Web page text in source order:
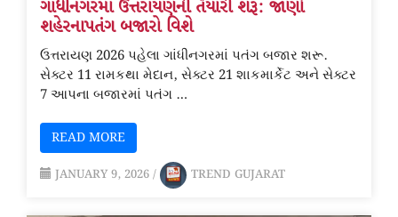
ગાંધીનગરમાં ઉત્તરાયણની તૈયારી શરૂ: જાણો
શહેરનાપતંગ બજારો વિશે
ઉત્તરાયણ 2026 પહેલા ગાંધીનગરમાં પતંગ બજાર શરૂ.
સેક્ટર 11 રામકથા મેદાન, સેક્ટર 21 શાકમાર્કેટ અને સેક્ટર
7 આપના બજારમાં પતંગ …
READ MORE
JANUARY 9, 2026 / TREND GUJARAT